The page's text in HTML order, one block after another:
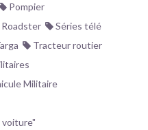
Pompier
Roadster
Séries télé
Tracteur routier
Militaire
voiture"